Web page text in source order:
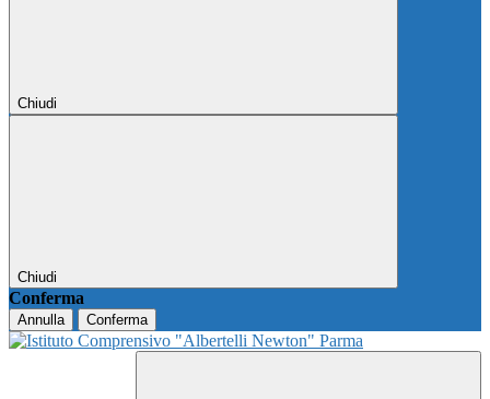
Chiudi
Chiudi
Conferma
Annulla Conferma